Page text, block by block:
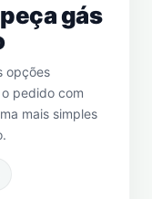
gás
opções
pedido com
mais simples
.